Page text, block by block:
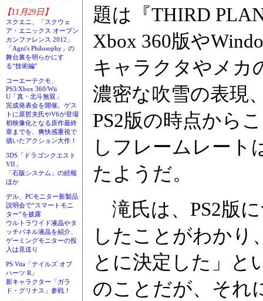
【11月29日】
スクエニ、「スクウェ
ア・エニックス オープン
カンファレンス 2012」
「Agni's Philosophy」の
舞台裏を明らかにす
る“技術編”
コーエーテクモ、
PS3/Xbox 360/Wii
U「真・北斗無双」
完成発表会を開催。ゲス
トに原哲夫氏やV6が登場
初映像化となる原作最終
章までを、爽快感重視で
描いたアクション大作！
3DS「ドラゴンクエスト
VII」
「石版システム」の続報
ほか
デル、PCモニター新製品
説明会で“スマートモニ
ター”を披露
ウルトラワイド液晶やタ
ッチパネル液晶を紹介、
ゲーミングモニターの投
入は見送り
PS Vita「テイルズ オブ
ハーツ R」
新キャラクター「ガラ
ド・グリナス」参戦！
題は『THIRD
Xbox 360版や
キャラクタやメカ
濃密な吹雪の表現
PS2版の時点から
しフレームレート
たようだ。
滝氏は、PS2版
したことがわかり
とに決定した」と
のことだが、それ